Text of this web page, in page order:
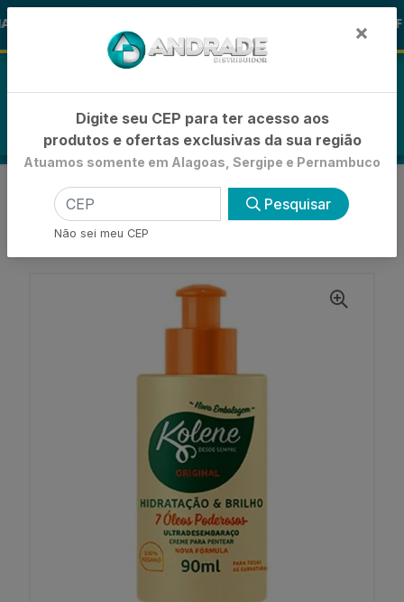
🪞
INÍCIO
CREME DE PENTEAR
CREME DE PENTEAR BASICO
CREME PARA PENTEAR KOLENE ÓLEO ESSENCIAL
×
Digite seu CEP para ter acesso aos
produtos e ofertas exclusivas da sua região
Atuamos somente em Alagoas, Sergipe e Pernambuco
Pesquisar
Não sei meu CEP